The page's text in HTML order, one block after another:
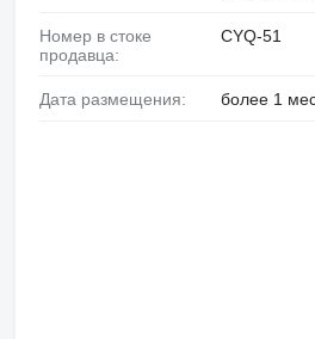
Номер в стоке
продавца:
CYQ-51
Дата размещения: более 1